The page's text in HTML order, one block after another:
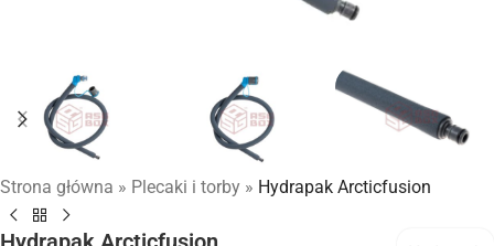
Strona główna » Plecaki i torby » Hydrapak Arcticfusion